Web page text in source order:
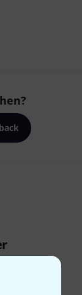
mit